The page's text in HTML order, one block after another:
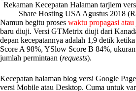
Rekaman Kecepatan Halaman tarjiem
Share Hosting USA Agustus 2018
Namun begitu proses waktu propagasi atau
baru diuji. Versi GTMetrix diuji dari
depan kecepatannya adalah 1,9 detik
Score A 98%, YSlow Score B 84%,
jumlah permintaan (requests).
Kecepatan halaman blog versi Google
versi Mobile atau Desktop. Cuma untuk